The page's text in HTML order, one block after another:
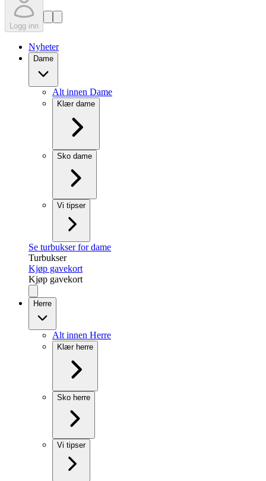
Logg inn
Nyheter
Dame
Alt innen Dame
Klær dame
Sko dame
Vi tipser
Se turbukser for dame
Turbukser
Kjøp gavekort
Kjøp gavekort
Herre
Alt innen Herre
Klær herre
Sko herre
Vi tipser